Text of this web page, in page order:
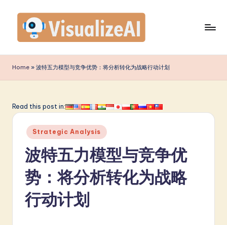
content
is
u
li
A
S
Home » 波特五力模型与竞争优势：将分析转化为战略行动计划
Read this post in:
Posted
in
Strategic Analysis
波特五力模型与竞争优
势：将分析转化为战略
行动计划